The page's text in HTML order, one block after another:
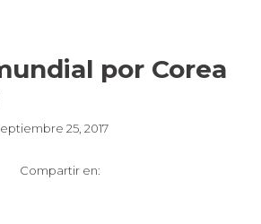
por Corea
25, 2017
Compartir en: